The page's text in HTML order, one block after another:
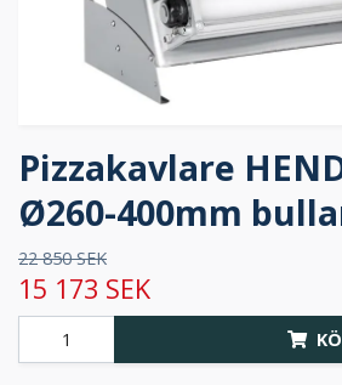
Pizzakavlare
Ø260-400mm
22 850 SEK
15 173 SEK